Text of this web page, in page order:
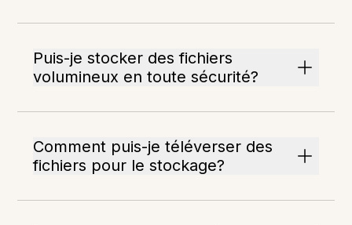
Puis-je stocker des fichiers
volumineux en toute sécurité?
Comment puis-je téléverser des
fichiers pour le stockage?